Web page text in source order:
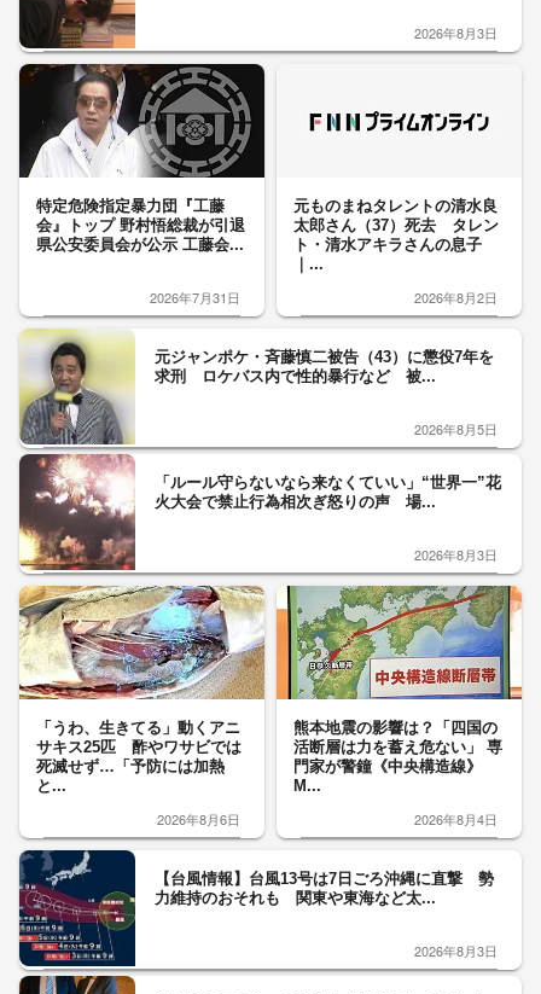
2026年8月3日
特定危険指定暴力団『工藤
会』トップ 野村悟総裁が引退
県公安委員会が公示 工藤会...
2026年7月31日
元ものまねタレントの清水良
太郎さん（37）死去 タレン
ト・清水アキラさんの息子
｜...
2026年8月2日
元ジャンポケ・斉藤慎二被告（43）に懲役7年を
求刑 ロケバス内で性的暴行など 被...
2026年8月5日
「ルール守らないなら来なくていい」“世界一”花
火大会で禁止行為相次ぎ怒りの声 場...
2026年8月3日
「うわ、生きてる」動くアニ
サキス25匹 酢やワサビでは
死滅せず…「予防には加熱
と...
2026年8月6日
熊本地震の影響は？「四国の
活断層は力を蓄え危ない」 専
門家が警鐘《中央構造線》
M...
2026年8月4日
【台風情報】台風13号は7日ごろ沖縄に直撃 勢
力維持のおそれも 関東や東海など太...
2026年8月3日